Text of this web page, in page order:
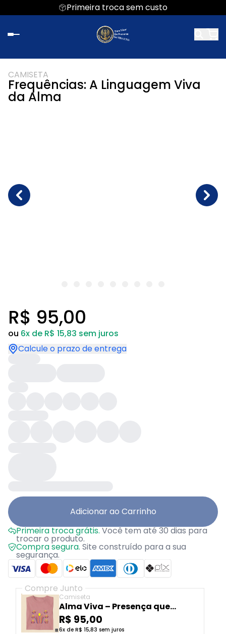
Primeira troca sem custo
CAMISETA
Frequências: A Linguagem Viva
da Alma
R$ 95,00
ou 6x de R$ 15,83 sem juros
Calcule o prazo de entrega
Adicionar ao Carrinho
Primeira troca grátis.Você tem até 30 dias para
trocar o produto.
Compra segura. Site construído para a sua
segurança.
Compre Junto
Camiseta
Alma Viva – Presença que
Dança, Frequência que Cura
R$ 95,00
6x de R$ 15,83 sem juros